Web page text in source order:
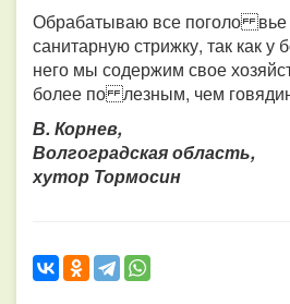
Обрабатываю все поголо вье
санитарную стрижку, так как
него мы содержим свое
более по лезным, чем
В. Корнев,
Волгоградская область,
хутор Тормосин